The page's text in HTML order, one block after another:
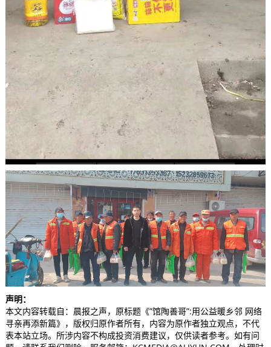
声明：
本文内容转载自：晨报之声，原标题《”馆陶善哥”:用公益暖乡邻 网络
寻亲再添新篇》，版权归原作者所有，内容为原作者独立观点，不代
表本站立场。所涉内容不构成投资消费建议，仅供读者参考。如有问